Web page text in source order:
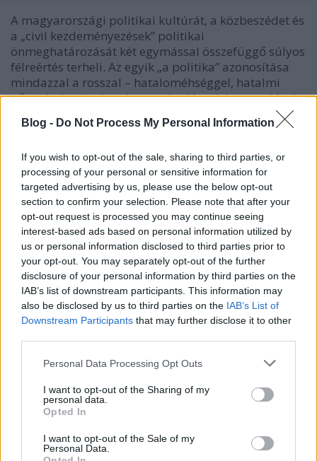
Blog - Do Not Process My Personal Information
If you wish to opt-out of the sale, sharing to third parties, or
processing of your personal or sensitive information for
targeted advertising by us, please use the below opt-out
section to confirm your selection. Please note that after your
opt-out request is processed you may continue seeing
interest-based ads based on personal information utilized by
us or personal information disclosed to third parties prior to
your opt-out. You may separately opt-out of the further
disclosure of your personal information by third parties on the
IAB’s list of downstream participants. This information may
also be disclosed by us to third parties on the IAB’s List of
Downstream Participants that may further disclose it to other
Please note that this website/app uses one or more Google
not limited to your visit or usage behaviour. You may click to
grant or deny consent to Google and its third-party tags to
use your data for below specified purposes in below Google
consent section.
Personal Data Processing Opt Outs
I want to opt-out of the Sharing of my
personal data.
Opted In
I want to opt-out of the Sale of my
Personal Data.
A magyarországi politikai kultúrát, a közbeszédet és
a „civil kezdeményezések” politikai
önmeghatározását két egymással összefüggő súlyos
félreértés terheli. Az egyik „a politika” azonosítása
mindazzal a rosszal – hataloméhséggel, hatalmi
gőggel, elvtelen hatalomgyakorlással, korrupcióval –
A lengyel kormánypárt végleg
ráteszi kezét az
igazságszolgáltatásra